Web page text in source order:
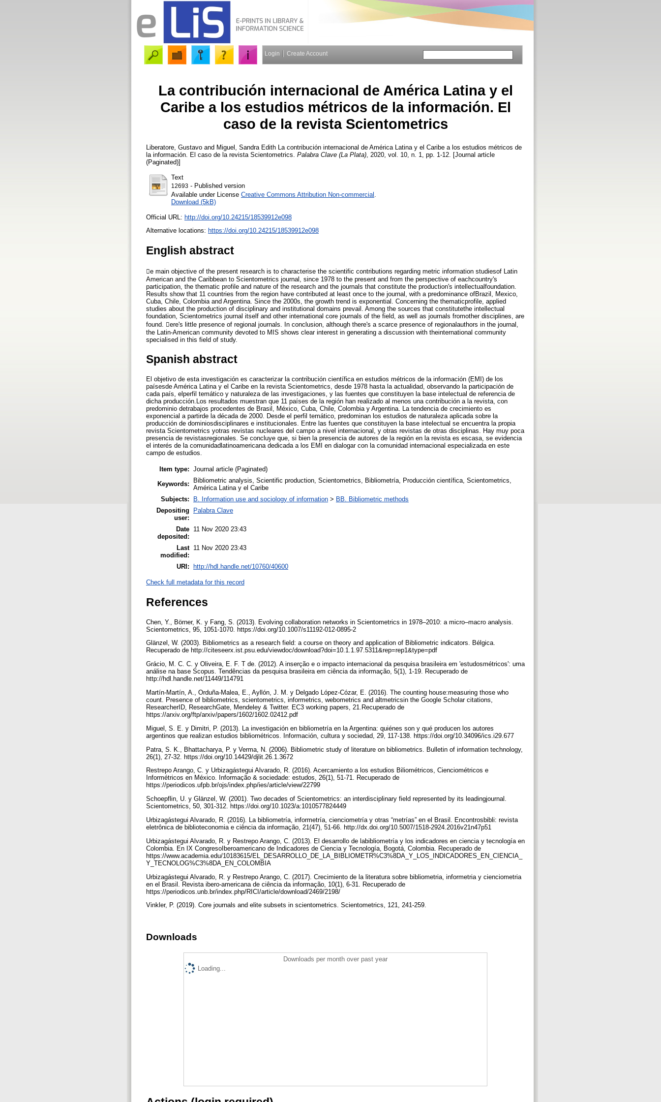
Login Create Account
La contribución internacional de América Latina y el
Caribe a los estudios métricos de la información. El
caso de la revista Scientometrics
Liberatore, Gustavo and Miguel, Sandra Edith La contribución internacional de América Latina y el Caribe a los estudios métricos de
la información. El caso de la revista Scientometrics. Palabra Clave (La Plata) , 2020, vol. 10, n. 1, pp. 1-12. [Journal article
(Paginated)]
Text
12693 - Published version
Available under License Creative Commons Attribution Non-commercial
Download (5kB)
Official URL: http://doi.org/10.24215/18539912e098
Alternative locations: https://doi.org/10.24215/18539912e098
English abstract
e main objective of the present research is to characterise the scientific contributions regarding metric information studiesof Latin
American and the Caribbean to Scientometrics journal, since 1978 to the present and from the perspective of eachcountry's
participation, the thematic profile and nature of the research and the journals that constitute the production's intellectualfoundation.
Results show that 11 countries from the region have contributed at least once to the journal, with a predominance ofBrazil, Mexico,
Cuba, Chile, Colombia and Argentina. Since the 2000s, the growth trend is exponential. Concerning the thematicprofile, applied
studies about the production of disciplinary and institutional domains prevail. Among the sources that constitutethe intellectual
foundation, Scientometrics journal itself and other international core journals of the field, as well as journals fromother disciplines, are
found. ere's little presence of regional journals. In conclusion, although there's a scarce presence of regionalauthors in the journal,
the Latin-American community devoted to MIS shows clear interest in generating a discussion with theinternational community
specialised in this field of study.
Spanish abstract
El objetivo de esta investigación es caracterizar la contribución científica en estudios métricos de la información (EMI) de los
paísesde América Latina y el Caribe en la revista Scientometrics, desde 1978 hasta la actualidad, observando la participación de
cada país, elperfil temático y naturaleza de las investigaciones, y las fuentes que constituyen la base intelectual de referencia de
dicha producción.Los resultados muestran que 11 países de la región han realizado al menos una contribución a la revista, con
predominio detrabajos procedentes de Brasil, México, Cuba, Chile, Colombia y Argentina. La tendencia de crecimiento es
exponencial a partirde la década de 2000. Desde el perfil temático, predominan los estudios de naturaleza aplicada sobre la
producción de dominiosdisciplinares e institucionales. Entre las fuentes que constituyen la base intelectual se encuentra la propia
revista Scientometrics yotras revistas nucleares del campo a nivel internacional, y otras revistas de otras disciplinas. Hay muy poca
presencia de revistasregionales. Se concluye que, si bien la presencia de autores de la región en la revista es escasa, se evidencia
el interés de la comunidadlatinoamericana dedicada a los EMI en dialogar con la comunidad internacional especializada en este
campo de estudios.
Item type: Journal article (Paginated)
Keywords:
Bibliometric analysis, Scientific production, Scientometrics, Bibliometría, Producción científica, Scientometrics,
América Latina y el Caribe
Subjects:
B. Information use and sociology of information > BB. Bibliometric methods
Depositing
user:
Palabra Clave
Date
deposited:
11 Nov 2020 23:43
Last
modified:
11 Nov 2020 23:43
URI: http://hdl.handle.net/10760/40600
Check full metadata for this record
References
Chen, Y., Börner, K. y Fang, S. (2013). Evolving collaboration networks in Scientometrics in 1978–2010: a micro–macro analysis.
Scientometrics, 95, 1051-1070. https://doi.org/10.1007/s11192-012-0895-2
Glänzel, W. (2003). Bibliometrics as a research field: a course on theory and application of Bibliometric indicators. Bélgica.
Recuperado de http://citeseerx.ist.psu.edu/viewdoc/download?doi=10.1.1.97.5311&rep=rep1&type=pdf
Grácio, M. C. C. y Oliveira, E. F. T de. (2012). A inserção e o impacto internacional da pesquisa brasileira em 'estudosmétricos': uma
análise na base Scopus. Tendências da pesquisa brasileira em ciência da informação, 5(1), 1-19. Recuperado de
http://hdl.handle.net/11449/114791
Martín-Martín, A., Orduña-Malea, E., Ayllón, J. M. y Delgado López-Cózar, E. (2016). The counting house:measuring those who
count. Presence of bibliometrics, scientometrics, informetrics, webometrics and altmetricsin the Google Scholar citations,
ResearcherID, ResearchGate, Mendeley & Twitter. EC3 working papers, 21.Recuperado de
https://arxiv.org/ftp/arxiv/papers/1602/1602.02412.pdf
Miguel, S. E. y Dimitri, P. (2013). La investigación en bibliometría en la Argentina: quiénes son y qué producen los autores
argentinos que realizan estudios bibliométricos. Información, cultura y sociedad, 29, 117-138. https://doi.org/10.34096/ics.i29.677
Patra, S. K., Bhattacharya, P. y Verma, N. (2006). Bibliometric study of literature on bibliometrics. Bulletin of information technology,
26(1), 27-32. https://doi.org/10.14429/djlit.26.1.3672
Restrepo Arango, C. y Urbizagástegui Alvarado, R. (2016). Acercamiento a los estudios Biliométricos, Cienciométricos e
Informétricos en México. Informação & sociedade: estudos, 26(1), 51-71. Recuperado de
https://periodicos.ufpb.br/ojs/index.php/ies/article/view/22799
Schoepflin, U. y Glänzel, W. (2001). Two decades of Scientometrics: an interdisciplinary field represented by its leadingjournal.
Scientometrics, 50, 301-312. https://doi.org/10.1023/a:1010577824449
Urbizagástegui Alvarado, R. (2016). La bibliometría, informetría, cienciometría y otras “metrías” en el Brasil. Encontrosbibli: revista
eletrônica de biblioteconomia e ciência da informação, 21(47), 51-66. http://dx.doi.org/10.5007/1518-2924.2016v21n47p51
Urbizagástegui Alvarado, R. y Restrepo Arango, C. (2013). El desarrollo de labibliometría y los indicadores en ciencia y tecnología en
Colombia. En IX CongresoIberoamericano de Indicadores de Ciencia y Tecnología, Bogotá, Colombia. Recuperado de
https://www.academia.edu/10183615/EL_DESARROLLO_DE_LA_BIBLIOMETR%C3%8DA_Y_LOS_INDICADORES_EN_CIENCIA_
Y_TECNOLOG%C3%8DA_EN_COLOMBIA
Urbizagástegui Alvarado, R. y Restrepo Arango, C. (2017). Crecimiento de la literatura sobre bibliometria, informetria y cienciometria
en el Brasil. Revista ibero-americana de ciência da informação, 10(1), 6-31. Recuperado de
https://periodicos.unb.br/index.php/RICI/article/download/2469/2198/
Vinkler, P. (2019). Core journals and elite subsets in scientometrics. Scientometrics, 121, 241-259.
Downloads
Downloads per month over past year
Loading...